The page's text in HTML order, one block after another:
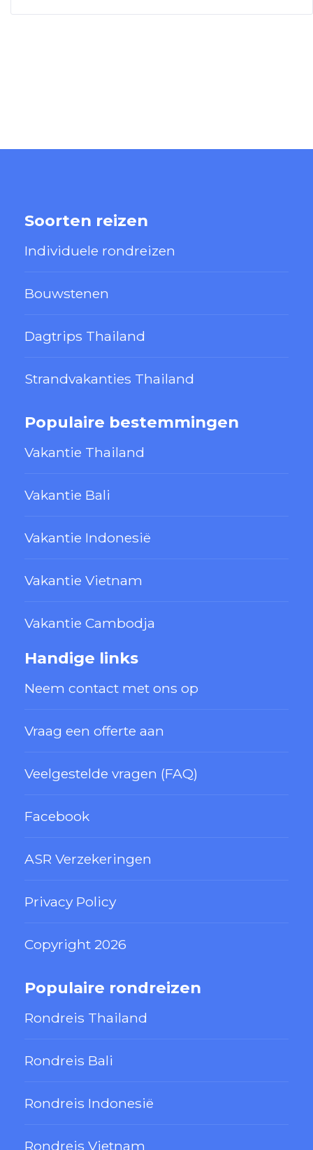
Soorten reizen
Individuele rondreizen
Bouwstenen
Dagtrips Thailand
Strandvakanties Thailand
Populaire bestemmingen
Vakantie Thailand
Vakantie Bali
Vakantie Indonesië
Vakantie Vietnam
Vakantie Cambodja
Handige links
Neem contact met ons op
Vraag een offerte aan
Veelgestelde vragen (FAQ)
Facebook
ASR Verzekeringen
Privacy Policy
Copyright 2026
Populaire rondreizen
Rondreis Thailand
Rondreis Bali
Rondreis Indonesië
Rondreis Vietnam